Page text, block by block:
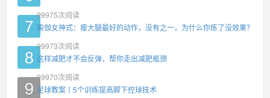
99975次阅读
瑜伽女神式：瘦大腿最好的动作，没有之一，为什么你练了没效果？
99973次阅读
这样减肥才不会反弹，帮你走出减肥瓶颈
99970次阅读
足球教案丨5个训练提高脚下控球技术